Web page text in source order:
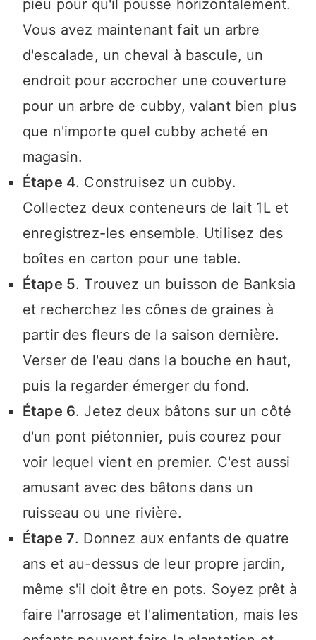
pieu pour qu'il pousse horizontalement.
Vous avez maintenant fait un arbre
d'escalade, un cheval à bascule, un
endroit pour accrocher une couverture
pour un arbre de cubby, valant bien plus
que n'importe quel cubby acheté en
magasin.
Étape 4. Construisez un cubby.
Collectez deux conteneurs de lait 1L et
enregistrez-les ensemble. Utilisez des
boîtes en carton pour une table.
Étape 5. Trouvez un buisson de Banksia
et recherchez les cônes de graines à
partir des fleurs de la saison dernière.
Verser de l'eau dans la bouche en haut,
puis la regarder émerger du fond.
Étape 6. Jetez deux bâtons sur un côté
d'un pont piétonnier, puis courez pour
voir lequel vient en premier. C'est aussi
amusant avec des bâtons dans un
ruisseau ou une rivière.
Étape 7. Donnez aux enfants de quatre
ans et au-dessus de leur propre jardin,
même s'il doit être en pots. Soyez prêt à
faire l'arrosage et l'alimentation, mais les